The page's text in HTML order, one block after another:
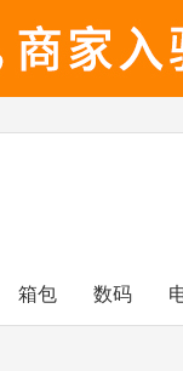
箱包 数码